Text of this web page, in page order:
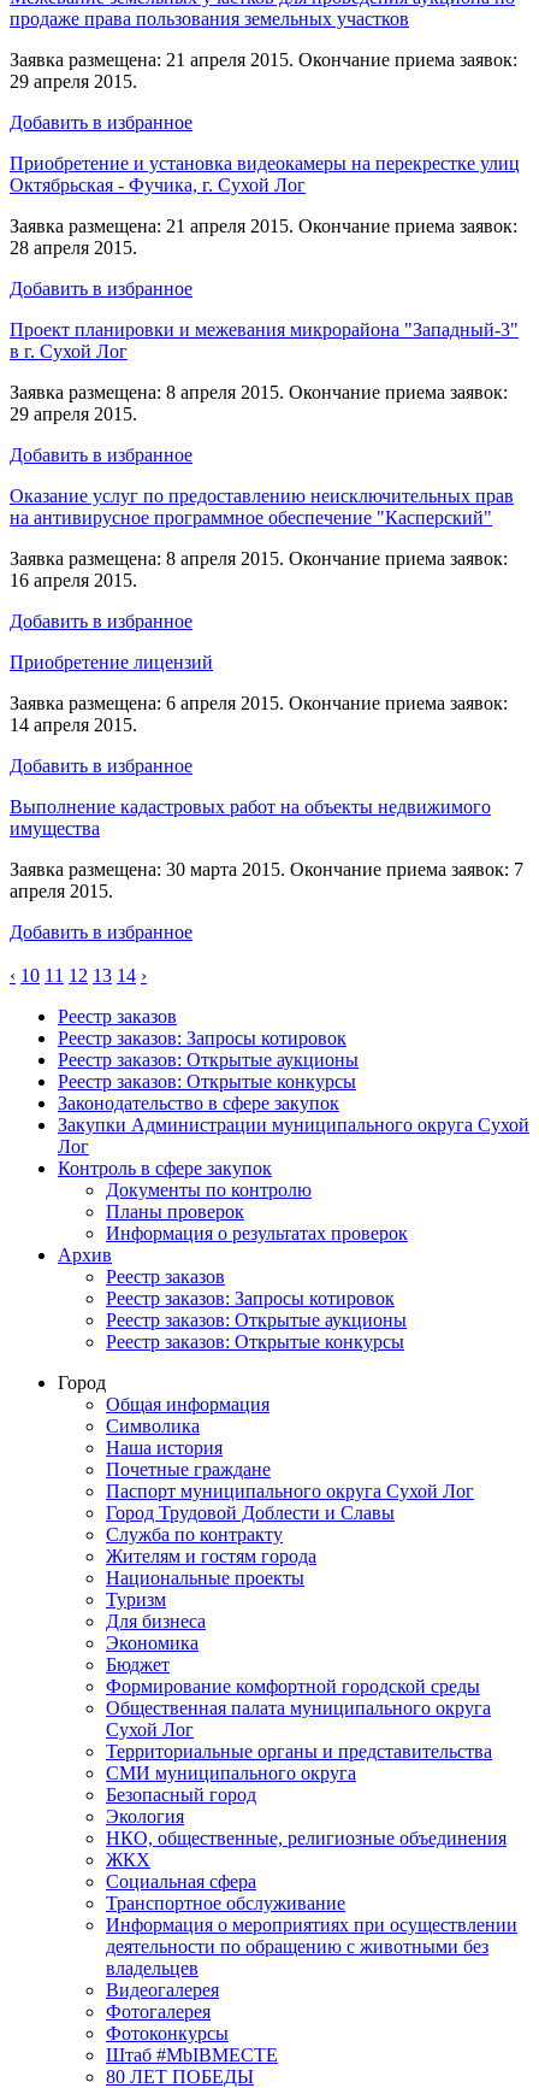
продаже права пользования земельных участков
Заявка размещена: 21 апреля 2015. Окончание приема заявок:
29 апреля 2015.
Добавить в избранное
Приобретение и установка видеокамеры на перекрестке улиц
Октябрьская - Фучика, г. Сухой Лог
Заявка размещена: 21 апреля 2015. Окончание приема заявок:
28 апреля 2015.
Добавить в избранное
Проект планировки и межевания микрорайона "Западный-3"
в г. Сухой Лог
Заявка размещена: 8 апреля 2015. Окончание приема заявок:
29 апреля 2015.
Добавить в избранное
Оказание услуг по предоставлению неисключительных прав
на антивирусное программное обеспечение "Касперский"
Заявка размещена: 8 апреля 2015. Окончание приема заявок:
16 апреля 2015.
Добавить в избранное
Приобретение лицензий
Заявка размещена: 6 апреля 2015. Окончание приема заявок:
14 апреля 2015.
Добавить в избранное
Выполнение кадастровых работ на объекты недвижимого
имущества
Заявка размещена: 30 марта 2015. Окончание приема заявок: 7
апреля 2015.
Добавить в избранное
‹ 10 11 12 13 14 ›
Реестр заказов
Реестр заказов: Запросы котировок
Реестр заказов: Открытые аукционы
Реестр заказов: Открытые конкурсы
Законодательство в сфере закупок
Закупки Администрации муниципального округа Сухой
Лог
Контроль в сфере закупок
Документы по контролю
Планы проверок
Информация о результатах проверок
Архив
Реестр заказов
Реестр заказов: Запросы котировок
Реестр заказов: Открытые аукционы
Реестр заказов: Открытые конкурсы
Город
Общая информация
Символика
Наша история
Почетные граждане
Паспорт муниципального округа Сухой Лог
Город Трудовой Доблести и Славы
Служба по контракту
Жителям и гостям города
Национальные проекты
Туризм
Для бизнеса
Экономика
Бюджет
Формирование комфортной городской среды
Общественная палата муниципального округа
Сухой Лог
Территориальные органы и представительства
СМИ муниципального округа
Безопасный город
Экология
НКО, общественные, религиозные объединения
ЖКХ
Социальная сфера
Транспортное обслуживание
Информация о мероприятиях при осуществлении
деятельности по обращению с животными без
владельцев
Видеогалерея
Фотогалерея
Фотоконкурсы
Штаб #MbIBMECTE
80 ЛЕТ ПОБЕДЫ